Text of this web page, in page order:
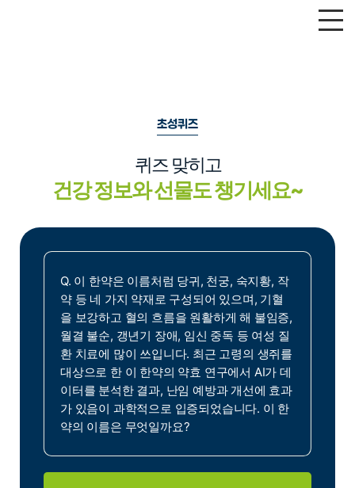
초성퀴즈
퀴즈 맞히고
건강 정보와 선물도 챙기세요~
Q. 이 한약은 이름처럼 당귀, 천궁, 숙지황, 작
약 등 네 가지 약재로 구성되어 있으며, 기혈
을 보강하고 혈의 흐름을 원활하게 해 불임증,
월결 불순, 갱년기 장애, 임신 중독 등 여성 질
환 치료에 많이 쓰입니다. 최근 고령의 생쥐를
대상으로 한 이 한약의 약효 연구에서 AI가 데
이터를 분석한 결과, 난임 예방과 개선에 효과
가 있음이 과학적으로 입증되었습니다. 이 한
약의 이름은 무엇일까요?